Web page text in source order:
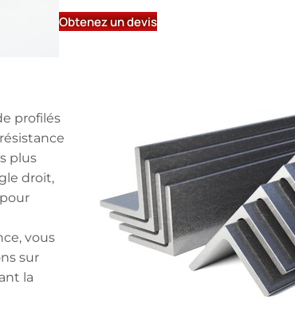
Obtenez un devis
profilés
plus
droit,
vous
sur
la